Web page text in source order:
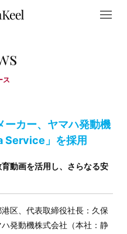
ス
ーカー、ヤマハ発動機
Service」を採用
動画を活用し、さらなる安
区、代表取締役社長：久保
発動機株式会社（本社：静